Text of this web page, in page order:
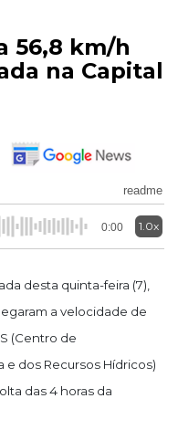
56,8 km/h
na Capital
readme
0:00 1.0x
desta quinta-feira (7),
a velocidade de
(Centro de
e dos Recursos Hídricos)
das 4 horas da